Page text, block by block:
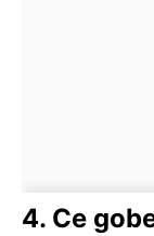
4. Ce